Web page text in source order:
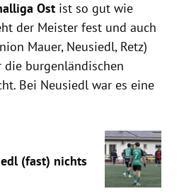
Ost ist so gut wie
der Meister fest und auch
Mauer, Neusiedl, Retz)
die burgenländischen
Bei Neusiedl war es eine
(fast) nichts